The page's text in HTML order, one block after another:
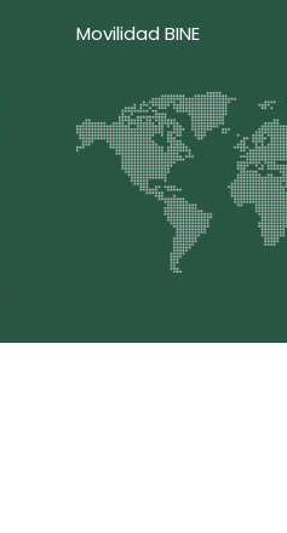
Movilidad BINE